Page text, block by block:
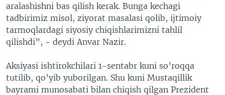
aralashishni bas qilish kerak. Bunga kechagi
tadbirimiz misol, ziyorat masalasi qolib, ijtimoiy
tarmoqlardagi siyosiy chiqishlarimizni tahlil
qilishdi”, - deydi Anvar Nazir.
Aksiyasi ishtirokchilari 1-sentabr kuni so’roqqa
tutilib, qo’yib yuborilgan. Shu kuni Mustaqillik
bayrami munosabati bilan chiqish qilgan Prezident